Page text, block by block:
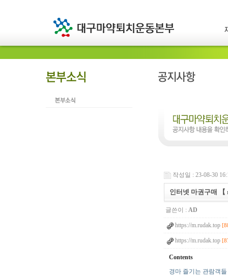
작성일 : 23-08-30
인터넷 마권구매
글쓴이 : AD
https://m.rudak.top
https://m.rudak.top
Contents
경마 즐기는 관람객들